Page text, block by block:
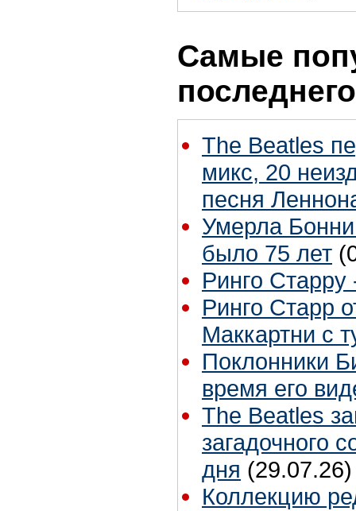
Самые
The Beatles
микс, 20
песня
Умерла
было 75 лет
Ринго Старру
Ринго Старр
Маккартни с
Поклонники
время его
The Beatles
загадочного
дня (29.07.26)
Коллекцию